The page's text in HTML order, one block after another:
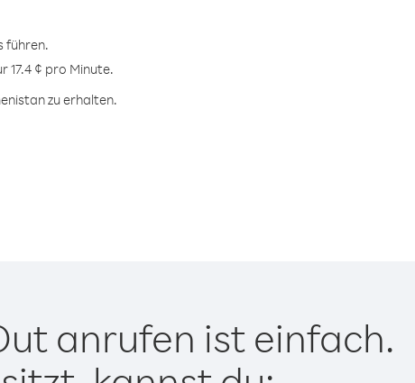
führen.
17.4 ¢ pro Minute.
zu erhalten.
anrufen ist einfach.